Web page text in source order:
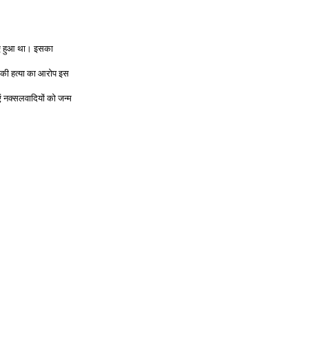
हुआ था। इसका
हत्या का आरोप इस
नक्सलवादियों को जन्म